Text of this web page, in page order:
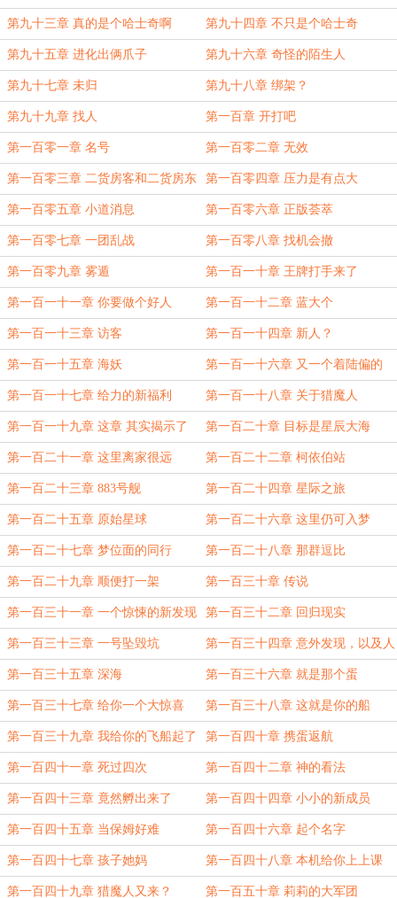
第九十三章 真的是个哈士奇啊 第九十四章 不只是个哈士奇
第九十五章 进化出俩爪子 第九十六章 奇怪的陌生人
第九十七章 未归 第九十八章 绑架？
第九十九章 找人 第一百章 开打吧
第一百零一章 名号 第一百零二章 无效
第一百零三章 二货房客和二货房东 第一百零四章 压力是有点大
第一百零五章 小道消息 第一百零六章 正版荟萃
第一百零七章 一团乱战 第一百零八章 找机会撤
第一百零九章 雾遁 第一百一十章 王牌打手来了
第一百一十一章 你要做个好人 第一百一十二章 蓝大个
第一百一十三章 访客 第一百一十四章 新人？
第一百一十五章 海妖 第一百一十六章 又一个着陆偏的
第一百一十七章 给力的新福利 第一百一十八章 关于猎魔人
第一百一十九章 这章 其实揭示了
一个真相
第一百二十章 目标是星辰大海
第一百二十一章 这里离家很远 第一百二十二章 柯依伯站
第一百二十三章 883号舰 第一百二十四章 星际之旅
第一百二十五章 原始星球 第一百二十六章 这里仍可入梦
第一百二十七章 梦位面的同行 第一百二十八章 那群逗比
第一百二十九章 顺便打一架 第一百三十章 传说
第一百三十一章 一个惊悚的新发现 第一百三十二章 回归现实
第一百三十三章 一号坠毁坑 第一百三十四章 意外发现，以及人
鱼公主
第一百三十五章 深海 第一百三十六章 就是那个蛋
第一百三十七章 给你一个大惊喜 第一百三十八章 这就是你的船
第一百三十九章 我给你的飞船起了
个好名字！
第一百四十章 携蛋返航
第一百四十一章 死过四次 第一百四十二章 神的看法
第一百四十三章 竟然孵出来了 第一百四十四章 小小的新成员
第一百四十五章 当保姆好难 第一百四十六章 起个名字
第一百四十七章 孩子她妈 第一百四十八章 本机给你上上课
第一百四十九章 猎魔人又来？ 第一百五十章 莉莉的大军团